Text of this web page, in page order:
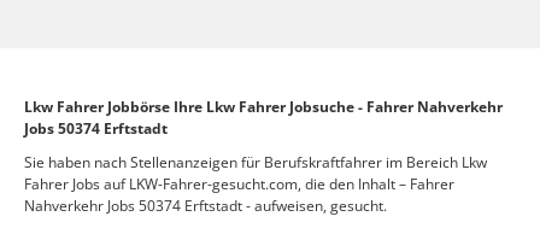
Lkw Fahrer Jobbörse Ihre Lkw Fahrer Jobsuche - Fahrer Nahverkehr
Jobs 50374 Erftstadt
Sie haben nach Stellenanzeigen für Berufskraftfahrer im Bereich Lkw
Fahrer Jobs auf LKW-Fahrer-gesucht.com, die den Inhalt – Fahrer
Nahverkehr Jobs 50374 Erftstadt - aufweisen, gesucht.